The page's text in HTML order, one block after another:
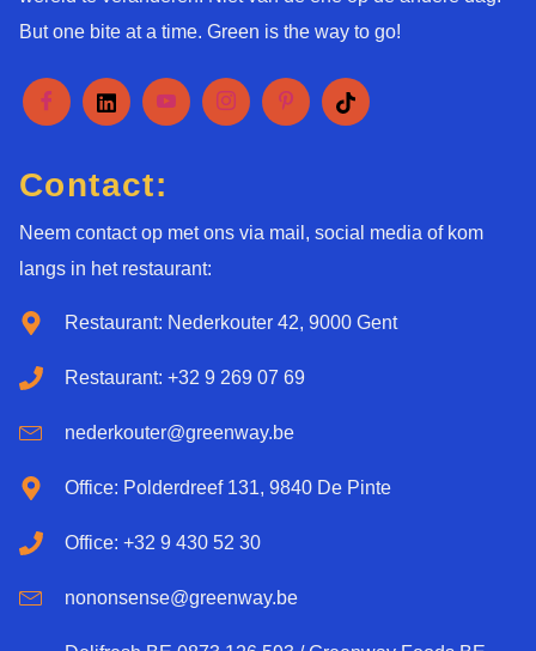
But one bite at a time. Green is the way to go!
Contact:
Neem contact op met ons via mail, social media of kom
langs in het restaurant:
Restaurant: Nederkouter 42, 9000 Gent
Restaurant: +32 9 269 07 69
nederkouter@greenway.be
Office: Polderdreef 131, 9840 De Pinte
Office: +32 9 430 52 30
nononsense@greenway.be